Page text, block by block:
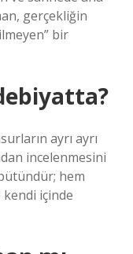
gerçekliğin
bir
ayrı ayrı
incelenmesini
hem
kendi içinde